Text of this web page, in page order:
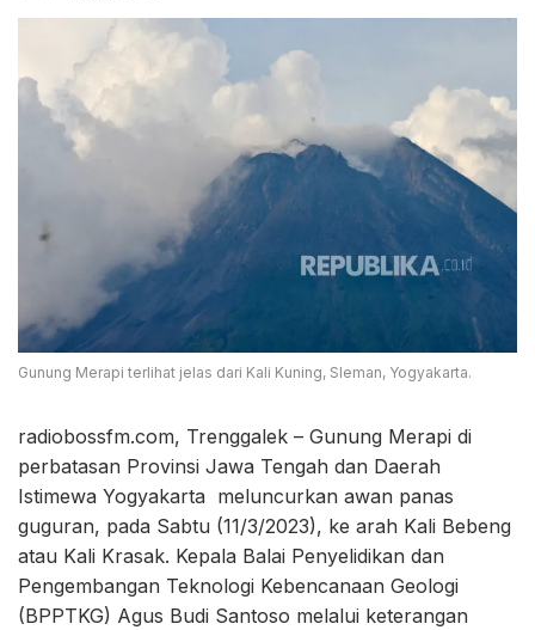
Gunung Merapi terlihat jelas dari Kali Kuning, Sleman, Yogyakarta.
radiobossfm.com, Trenggalek – Gunung Merapi di
perbatasan Provinsi Jawa Tengah dan Daerah
Istimewa Yogyakarta meluncurkan awan panas
guguran, pada Sabtu (11/3/2023), ke arah Kali Bebeng
atau Kali Krasak. Kepala Balai Penyelidikan dan
Pengembangan Teknologi Kebencanaan Geologi
(BPPTKG) Agus Budi Santoso melalui keterangan